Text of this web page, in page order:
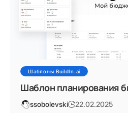
Шаблоны BuildIn.ai
Шаблон планирования
ssobolevski 22.02.2025